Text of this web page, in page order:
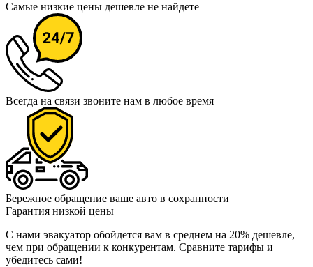
Самые низкие цены дешевле не найдете
Всегда на связи звоните нам в любое время
Бережное обращение ваше авто в сохранности
Гарантия низкой цены
С нами эвакуатор обойдется вам в среднем на 20% дешевле,
чем при обращении к конкурентам. Сравните тарифы и
убедитесь сами!